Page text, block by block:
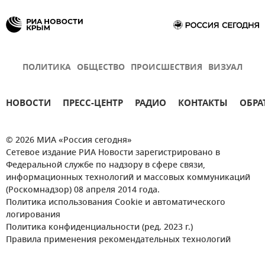
ПОЛИТИКА ОБЩЕСТВО ПРОИСШЕСТВИЯ ВИЗУАЛ
НОВОСТИ ПРЕСС-ЦЕНТР РАДИО КОНТАКТЫ
© 2026 МИА «Россия сегодня»
Сетевое издание РИА Новости зарегистрировано в
Федеральной службе по надзору в сфере связи,
информационных технологий и массовых коммуникаций
(Роскомнадзор) 08 апреля 2014 года.
Политика использования Cookie и автоматического
логирования
Политика конфиденциальности (ред. 2023 г.)
Правила применения рекомендательных технологий